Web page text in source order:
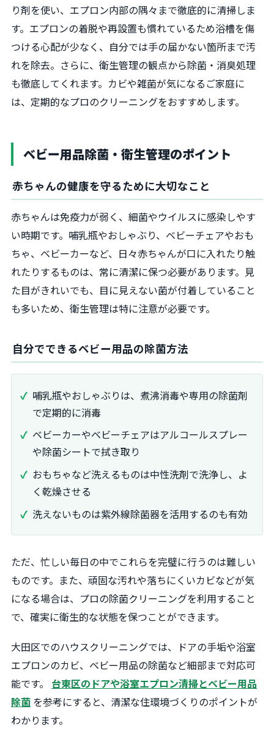
り剤を使い、エプロン内部の隅々まで徹底的に清掃しま
す。エプロンの着脱や再設置も慣れているため浴槽を傷
つける心配が少なく、自分では手の届かない箇所まで汚
れを除去。さらに、衛生管理の観点から除菌・消臭処理
も徹底してくれます。カビや雑菌が気になるご家庭に
は、定期的なプロのクリーニングをおすすめします。
ベビー用品除菌・衛生管理のポイント
赤ちゃんの健康を守るために大切なこと
赤ちゃんは免疫力が弱く、細菌やウイルスに感染しやす
い時期です。哺乳瓶やおしゃぶり、ベビーチェアやおも
ちゃ、ベビーカーなど、日々赤ちゃんが口に入れたり触
れたりするものは、常に清潔に保つ必要があります。見
た目がきれいでも、目に見えない菌が付着していること
も多いため、衛生管理は特に注意が必要です。
自分でできるベビー用品の除菌方法
哺乳瓶やおしゃぶりは、煮沸消毒や専用の除菌剤
で定期的に消毒
ベビーカーやベビーチェアはアルコールスプレー
や除菌シートで拭き取り
おもちゃなど洗えるものは中性洗剤で洗浄し、よ
く乾燥させる
洗えないものは紫外線除菌器を活用するのも有効
ただ、忙しい毎日の中でこれらを完璧に行うのは難しい
ものです。また、頑固な汚れや落ちにくいカビなどが気
になる場合は、プロの除菌クリーニングを利用すること
で、確実に衛生的な状態を保つことができます。
大田区でのハウスクリーニングでは、ドアの手垢や浴室
エプロンのカビ、ベビー用品の除菌など細部まで対応可
能です。 台東区のドアや浴室エプロン清掃とベビー用品
除菌 を参考にすると、清潔な住環境づくりのポイントが
わかります。